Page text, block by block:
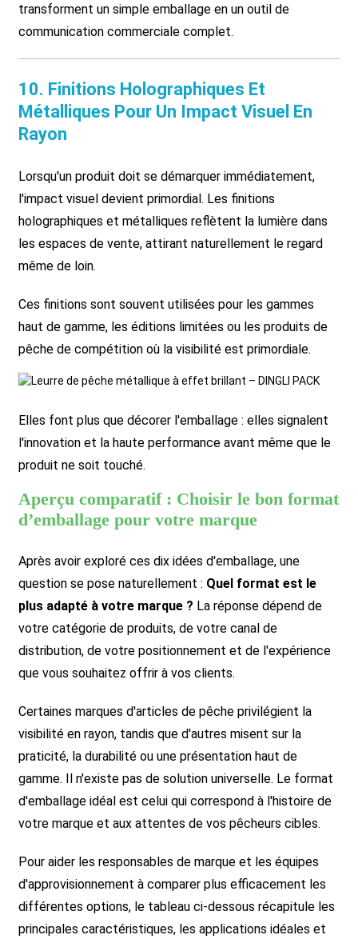
transforment un simple emballage en un outil de
communication commerciale complet.
10. Finitions Holographiques Et
Métalliques Pour Un Impact Visuel En
Rayon
Lorsqu'un produit doit se démarquer immédiatement,
l'impact visuel devient primordial. Les finitions
holographiques et métalliques reflètent la lumière dans
les espaces de vente, attirant naturellement le regard
même de loin.
Ces finitions sont souvent utilisées pour les gammes
haut de gamme, les éditions limitées ou les produits de
pêche de compétition où la visibilité est primordiale.
Elles font plus que décorer l'emballage : elles signalent
l'innovation et la haute performance avant même que le
produit ne soit touché.
Aperçu comparatif : Choisir le bon format
d’emballage pour votre marque
Après avoir exploré ces dix idées d'emballage, une
question se pose naturellement : Quel format est le
plus adapté à votre marque ? La réponse dépend de
votre catégorie de produits, de votre canal de
distribution, de votre positionnement et de l'expérience
que vous souhaitez offrir à vos clients.
Certaines marques d'articles de pêche privilégient la
visibilité en rayon, tandis que d'autres misent sur la
praticité, la durabilité ou une présentation haut de
gamme. Il n'existe pas de solution universelle. Le format
d'emballage idéal est celui qui correspond à l'histoire de
votre marque et aux attentes de vos pêcheurs cibles.
Pour aider les responsables de marque et les équipes
d'approvisionnement à comparer plus efficacement les
différentes options, le tableau ci-dessous récapitule les
principales caractéristiques, les applications idéales et